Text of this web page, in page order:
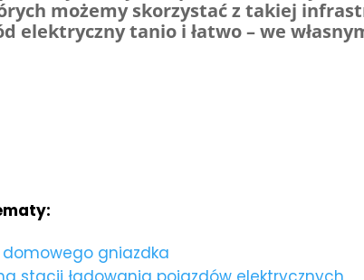
możemy skorzystać z takiej
elektryczny tanio i łatwo – we
gniazdka